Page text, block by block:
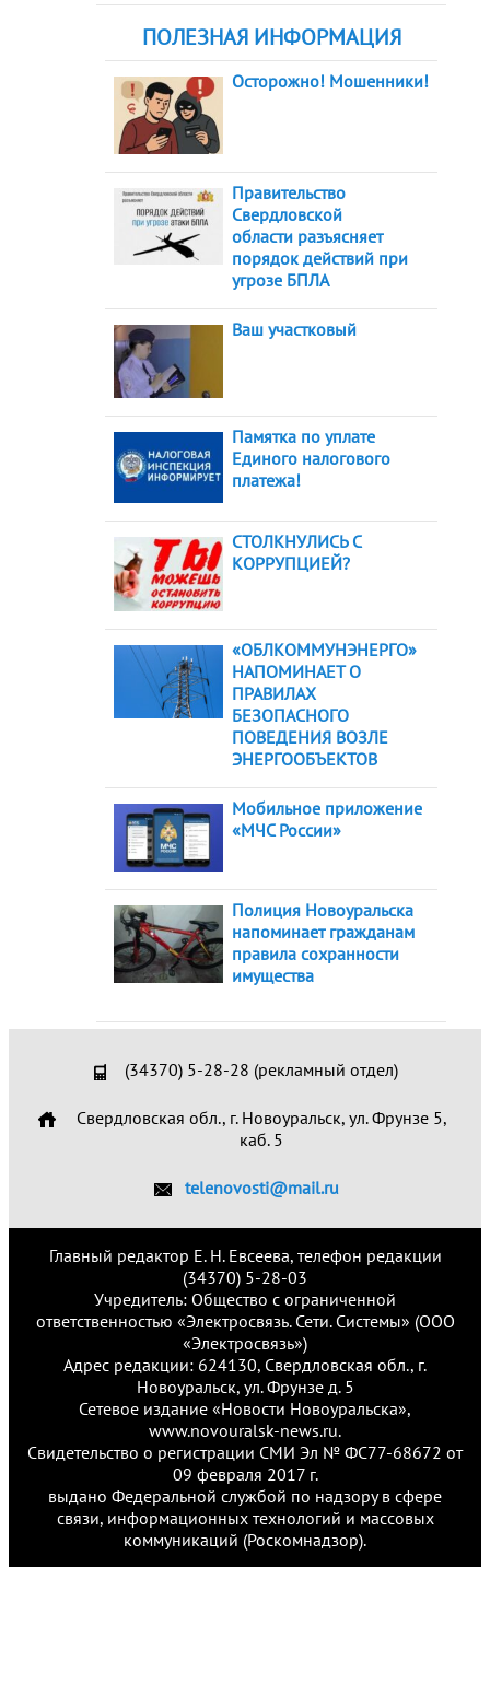
ПОЛЕЗНАЯ ИНФОРМАЦИЯ
Осторожно! Мошенники!
Правительство
Свердловской
области разъясняет
порядок действий при
угрозе БПЛА
Ваш участковый
Памятка по уплате
Единого налогового
платежа!
СТОЛКНУЛИСЬ С
КОРРУПЦИЕЙ?
«ОБЛКОММУНЭНЕРГО»
НАПОМИНАЕТ О
ПРАВИЛАХ
БЕЗОПАСНОГО
ПОВЕДЕНИЯ ВОЗЛЕ
ЭНЕРГООБЪЕКТОВ
Мобильное приложение
«МЧС России»
Полиция Новоуральска
напоминает гражданам
правила сохранности
имущества
(34370) 5-28-28 (рекламный отдел)
Свердловская обл., г. Новоуральск, ул. Фрунзе 5,
каб. 5
telenovosti@mail.ru
Главный редактор Е. Н. Евсеева, телефон редакции
(34370) 5-28-03
Учредитель: Общество с ограниченной
ответственностью «Электросвязь. Сети. Системы» (ООО
«Электросвязь»)
Адрес редакции: 624130, Свердловская обл., г.
Новоуральск, ул. Фрунзе д. 5
Сетевое издание «Новости Новоуральска»,
www.novouralsk-news.ru.
Свидетельство о регистрации СМИ Эл № ФС77-68672 от
09 февраля 2017 г.
выдано Федеральной службой по надзору в сфере
связи, информационных технологий и массовых
коммуникаций (Роскомнадзор).